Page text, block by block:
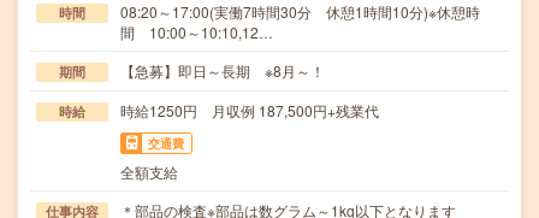
時間
08:20～17:00(実働7時間30分 休憩1時間10分)※休憩時
間 10:00～10:10,12…
期間 【急募】即日～長期 ※8月～！
時給 時給1250円 月収例 187,500円+残業代
交通費
全額支給
仕事内容 ＊部品の検査※部品は数グラム～1kg以下となります